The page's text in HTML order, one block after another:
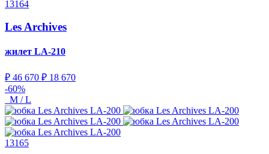
13164
Les Archives
жилет LA-210
₽ 46 670 ₽ 18 670
-60%
M / L
13165